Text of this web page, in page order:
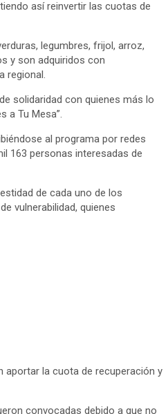
así reinvertir las cuotas de
legumbres, frijol, arroz,
y son adquiridos con
regional.
solidaridad con quienes más lo
a Tu Mesa”.
al programa por redes
163 personas interesadas de
de cada uno de los
vulnerabilidad, quienes
aportar la cuota de recuperación y
convocadas debido a que no